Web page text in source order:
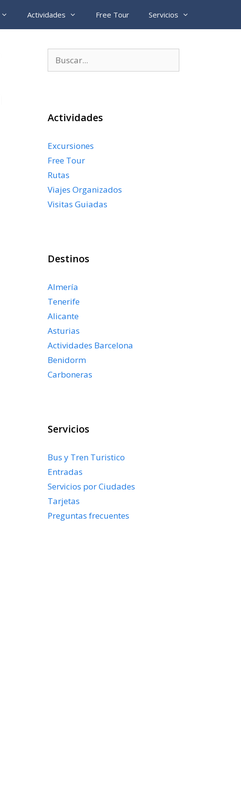
Actividades Free Tour Servicios
Actividades
Excursiones
Free Tour
Rutas
Viajes Organizados
Visitas Guiadas
Destinos
Almería
Tenerife
Alicante
Asturias
Actividades Barcelona
Benidorm
Carboneras
Servicios
Bus y Tren Turistico
Entradas
Servicios por Ciudades
Tarjetas
Preguntas frecuentes